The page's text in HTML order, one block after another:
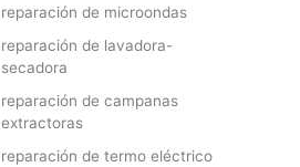
reparación de microondas
reparación de lavadora-
secadora
reparación de campanas
extractoras
reparación de termo eléctrico